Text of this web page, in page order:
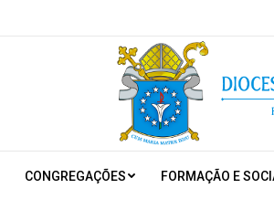
CONGREGAÇÕES FORMAÇÃO E